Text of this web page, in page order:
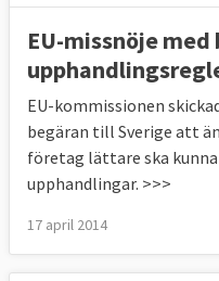
EU-missnöje
EU-kommissionen
begäran till Sverige att
företag lättare ska
upphandlingar. >>>
17 april 2014